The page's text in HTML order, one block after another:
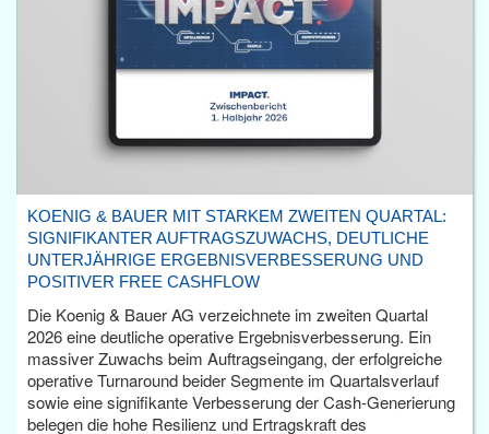
KOENIG & BAUER MIT STARKEM ZWEITEN QUARTAL:
SIGNIFIKANTER AUFTRAGSZUWACHS, DEUTLICHE
UNTERJÄHRIGE ERGEBNISVERBESSERUNG UND
POSITIVER FREE CASHFLOW
Die Koenig & Bauer AG verzeichnete im zweiten Quartal
2026 eine deutliche operative Ergebnisverbesserung. Ein
massiver Zuwachs beim Auftragseingang, der erfolgreiche
operative Turnaround beider Segmente im Quartalsverlauf
sowie eine signifikante Verbesserung der Cash-Generierung
belegen die hohe Resilienz und Ertragskraft des